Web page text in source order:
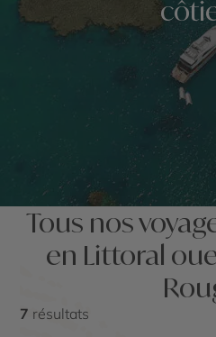
Tous nos
en Littoral
7 résultats